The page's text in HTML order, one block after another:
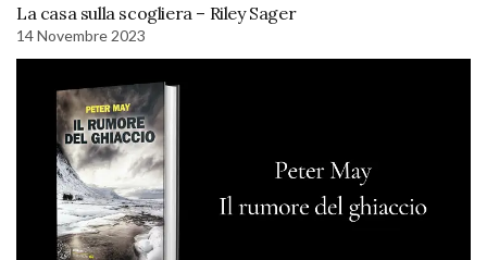
La casa sulla scogliera – Riley Sager
14 Novembre 2023